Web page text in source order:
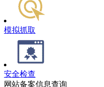
模拟抓取
安全检查
网站备案信息查询